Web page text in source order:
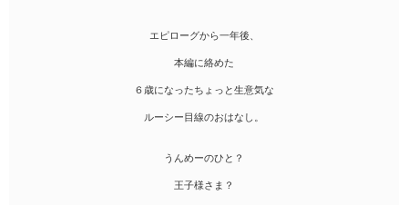
エピローグから一年後、
本編に絡めた
６歳になったちょっと生意気な
ルーシー目線のおはなし。
うんめーのひと？
王子様さま？